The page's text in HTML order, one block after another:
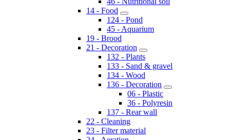
14 - Food
124 - Pond
45 - Aquarium
19 - Brood
21 - Decoration
132 - Plants
133 - Sand & gravel
134 - Wood
136 - Decoration
06 - Plastic
36 - Polyresin
137 - Rear wall
22 - Cleaning
23 - Filter material